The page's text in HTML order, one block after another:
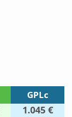
GPLc
1.045 €